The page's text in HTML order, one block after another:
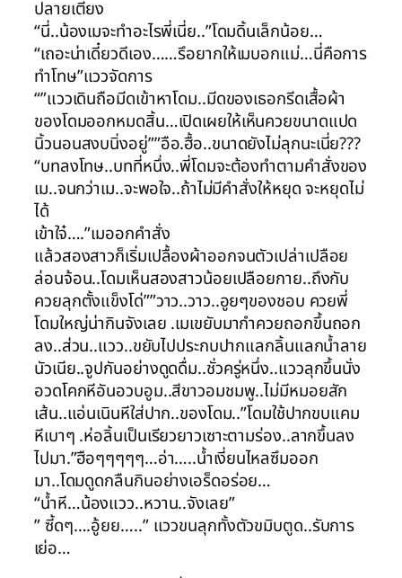
ปลายเตียง
“นี่..น้องเมจะทำอะไรพี่เนี่ย..”โดมดิ้นเล็กน้อย…
“เถอะน่าเดี๋ยวดีเอง……รึอยากให้เมบอกแม่…นี่คือการ
ทำโทษ”แววจัดการ
“”แววเดินถือมีดเข้าหาโดม..มีดของเธอกรีดเสื้อผ้า
ของโดมออกหมดสิ้น…เปิดเผยให้เห็นควยขนาดแปด
นิ้วนอนสงบนิ่งอยู่””อือ.ฮื้อ..ขนาดยังไม่ลุกนะเนี่ย???
“บทลงโทษ..บทที่หนึ่ง..พี่โดมจะต้องทำตามคำสั่งของ
เม..จนกว่าเม..จะพอใจ..ถ้าไม่มีคำสั่งให้หยุด จะหยุดไม่
ได้
เข้าใจ๋….”เมออกคำสั่ง
แล้วสองสาวก็เริ่มเปลื้องผ้าออกจนตัวเปล่าเปลือย
ล่อนจ้อน..โดมเห็นสองสาวน้อยเปลือยกาย..ถึงกับ
ควยลุกตั้งแข็งโด่””วาว..วาว..อูยๆของชอบ ควยพี่
โดมใหญ่น่ากินจังเลย .เมเขยับมากำควยถอกขึ้นถอก
ลง..ส่วน..แวว..ขยับไปประกบปากแลกลิ้นแลกน้ำลาย
นัวเนีย..จูปกันอย่างดูดดื่ม..ชั่วครู่หนึ่ง..แววลุกขึ้นนั่ง
อวดโคกหีอันอวบอูม..สีขาวอมชมพู..ไม่มีหมอยสัก
เส้น..แอ่นเนินหีใส่ปาก..ของโดม..”โดมใช้ปากขบแคม
หีเบาๆ .ห่อลิ้นเป็นเรียวยาวเซาะตามร่อง..ลากขึ้นลง
ไปมา.”ฮือๆๆๆๆๆ…อ่า…..น้ำเงี่ยนไหลซึมออก
มา..โดมดูดกลืนกินอย่างเอร็ดอร่อย…
“น้ำหี…น้องแวว..หวาน..จังเลย”
” ซี้ดๆ….อู้ยย…..” แววขนลุกทั้งตัวขมิบตูด..รับการ
เย่อ…